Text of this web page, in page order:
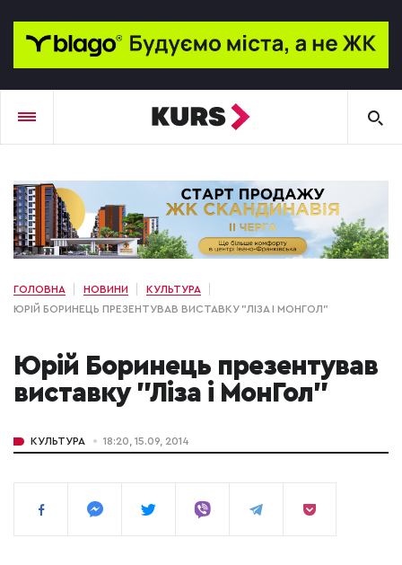
ГОЛОВНА НОВИНИ
КУЛЬТУРА
ЮРІЙ БОРИНЕЦЬ ПРЕЗЕНТУВАВ ВИСТАВКУ "ЛІЗА І МОНГОЛ"
Юрій Боринець презентував
виставку "Ліза і МонГол"
КУЛЬТУРА 18:20, 15.09, 2014